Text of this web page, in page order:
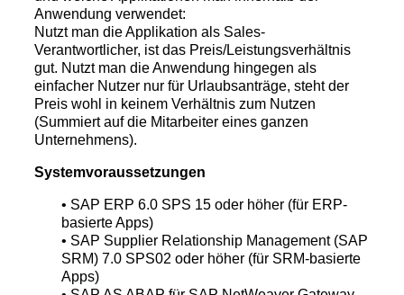
Anwendung verwendet:
Nutzt man die Applikation als Sales-
Verantwortlicher, ist das Preis/Leistungsverhältnis
gut. Nutzt man die Anwendung hingegen als
einfacher Nutzer nur für Urlaubsanträge, steht der
Preis wohl in keinem Verhältnis zum Nutzen
(Summiert auf die Mitarbeiter eines ganzen
Unternehmens).
Systemvoraussetzungen
• SAP ERP 6.0 SPS 15 oder höher (für ERP-
basierte Apps)
• SAP Supplier Relationship Management (SAP
SRM) 7.0 SPS02 oder höher (für SRM-basierte
Apps)